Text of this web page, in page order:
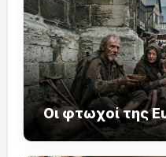
Οι φτωχοί της